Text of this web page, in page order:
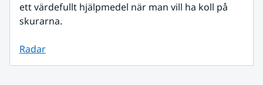
ett värdefullt hjälpmedel när man vill ha koll på
skurarna.
Radar